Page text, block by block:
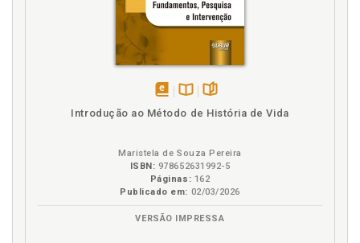
Introdução ao Método de História de Vida
Maristela de Souza Pereira
ISBN: 978652631992-5
Páginas: 162
Publicado em: 02/03/2026
VERSÃO IMPRESSA